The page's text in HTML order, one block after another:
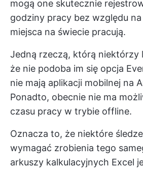
mogą one skutecznie
godziny pracy bez względu
miejsca na świecie pracują.
Jedną rzeczą, którą niektórzy
że nie podoba im się opcja
nie mają aplikacji mobilnej na
Ponadto, obecnie nie ma
czasu pracy w trybie offline.
Oznacza to, że niektóre
wymagać zrobienia tego
arkuszy kalkulacyjnych Excel